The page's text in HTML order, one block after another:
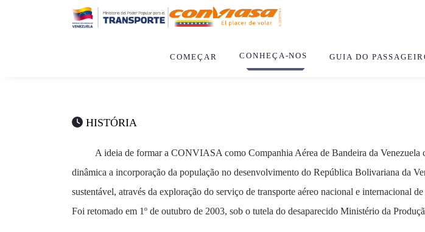
COMEÇAR CONHEÇA-NOS GUIA DO
HISTÓRIA
A ideia de formar a CONVIASA como Companhia Aérea de Bandeira da
dinâmica a incorporação da população no desenvolvimento do República Bolivariana da
sustentável, através da exploração do serviço de transporte aéreo nacional e internacional
Foi retomado em 1º de outubro de 2003, sob o tutela do desaparecido Ministério da